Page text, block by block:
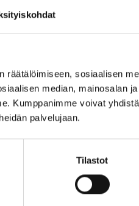
sosiaalisen
median, mainosalan
Kumppanimme voivat
palvelujaan.
Tilastot